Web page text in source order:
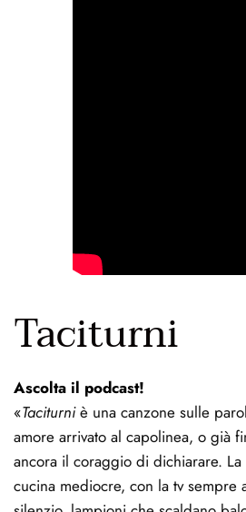
Taciturni
Ascolta il podcast!
«Taciturni è una canzone sulle
amore arrivato al capolinea, o già
ancora il coraggio di dichiarare.
cucina mediocre, con la tv sempre